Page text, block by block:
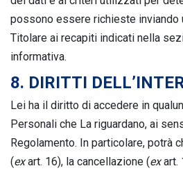
possono essere richieste inviando
Titolare ai recapiti indicati nella
informativa.
8. DIRITTI
Lei ha il diritto di accedere in
Personali che La riguardano, ai
Regolamento. In particolare, potrà
(ex art. 16), la cancellazione (ex art.